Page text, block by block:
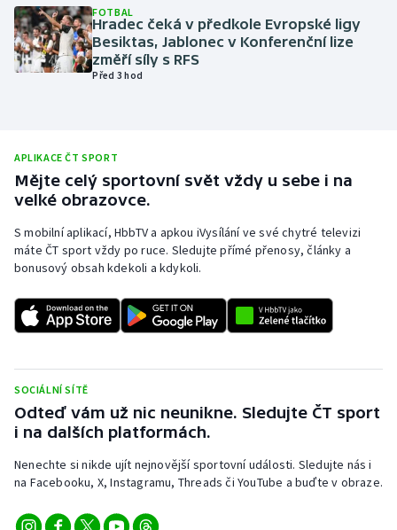
Moderní pětiboj
Motorsport
Plavání
Plážový volejbal
Ragby
Rychlobruslení
Short track
Sportovní střelba
Stolní tenis
Triatlon
FOTBAL
Hradec čeká v předkole Evropské ligy
Besiktas, Jablonec v Konferenční lize
změří síly s RFS
Před 3 hod
APLIKACE ČT SPORT
Mějte celý sportovní svět vždy u sebe i na
velké obrazovce.
S mobilní aplikací, HbbTV a apkou iVysílání ve své chytré televizi
máte ČT sport vždy po ruce. Sledujte přímé přenosy, články a
bonusový obsah kdekoli a kdykoli.
SOCIÁLNÍ SÍTĚ
Odteď vám už nic neunikne. Sledujte ČT sport
i na dalších platformách.
Nenechte si nikde ujít nejnovější sportovní události. Sledujte nás i
na Facebooku, X, Instagramu, Threads či YouTube a buďte v obraze.